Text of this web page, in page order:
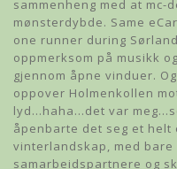
sammenheng med at
mønsterdybde. Same
one runner during
oppmerksom på musikk
gjennom åpne vinduer.
oppover Holmenkollen
lyd…haha…det var
åpenbarte det seg et
vinterlandskap, med
samarbeidspartnere og